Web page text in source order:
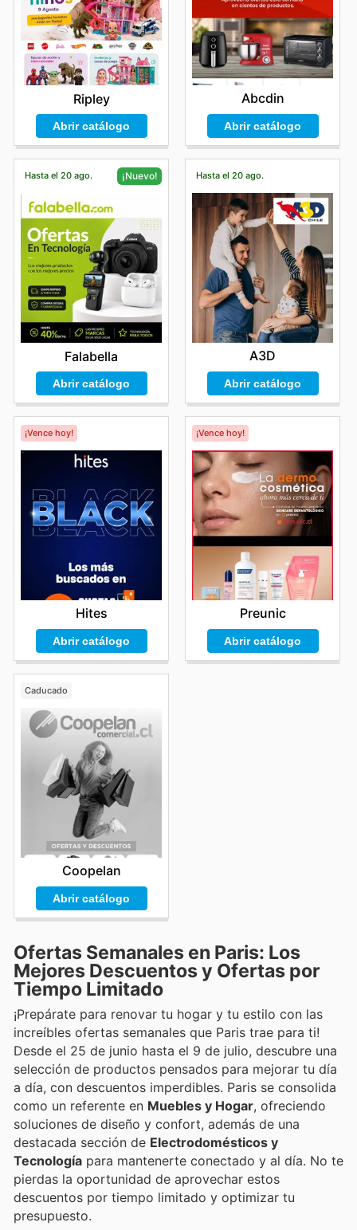
Ripley
Abrir catálogo
Abcdin
Abrir catálogo
Hasta el 20 ago. ¡Nuevo!
Falabella
Abrir catálogo
Hasta el 20 ago.
A3D
Abrir catálogo
¡Vence hoy!
Hites
Abrir catálogo
¡Vence hoy!
Preunic
Abrir catálogo
Caducado
Coopelan
Abrir catálogo
Ofertas Semanales en Paris: Los
Mejores Descuentos y Ofertas por
Tiempo Limitado
¡Prepárate para renovar tu hogar y tu estilo con las
increíbles ofertas semanales que Paris trae para ti!
Desde el 25 de junio hasta el 9 de julio, descubre una
selección de productos pensados para mejorar tu día
a día, con descuentos imperdibles. Paris se consolida
como un referente en Muebles y Hogar, ofreciendo
soluciones de diseño y confort, además de una
destacada sección de Electrodomésticos y
Tecnología para mantenerte conectado y al día. No te
pierdas la oportunidad de aprovechar estos
descuentos por tiempo limitado y optimizar tu
presupuesto.